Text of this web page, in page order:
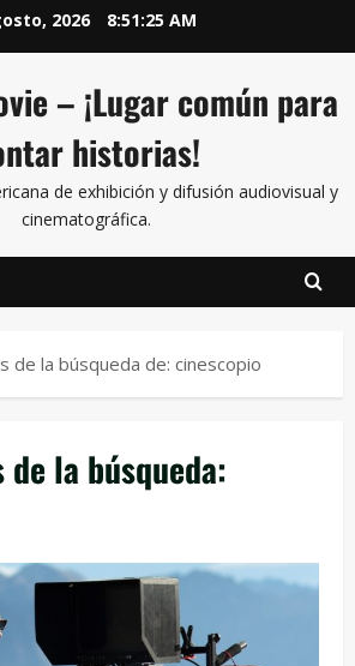
2026 8:51:27 AM
– ¡Lugar común para
historias!
de exhibición y difusión audiovisual y
cinematográfica.
de la búsqueda de: cinescopio
de la búsqueda: